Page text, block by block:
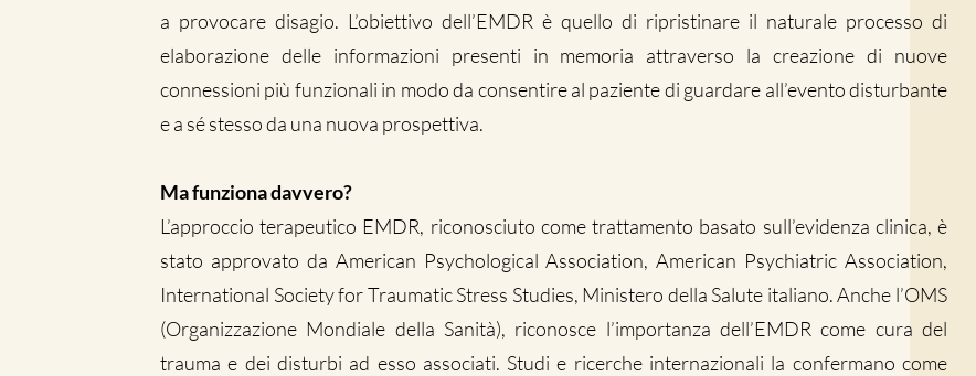
a provocare disagio. L’obiettivo dell’EMDR è quello di ripristinare il naturale processo di
elaborazione delle informazioni presenti in memoria attraverso la creazione di nuove
connessioni più funzionali in modo da consentire al paziente di guardare all’evento disturbante
e a sé stesso da una nuova prospettiva.
Ma funziona davvero?
L’approccio terapeutico EMDR, riconosciuto come trattamento basato sull’evidenza clinica, è
stato approvato da American Psychological Association, American Psychiatric Association,
International Society for Traumatic Stress Studies, Ministero della Salute italiano. Anche l’OMS
(Organizzazione Mondiale della Sanità), riconosce l’importanza dell’EMDR come cura del
trauma e dei disturbi ad esso associati. Studi e ricerche internazionali la confermano come